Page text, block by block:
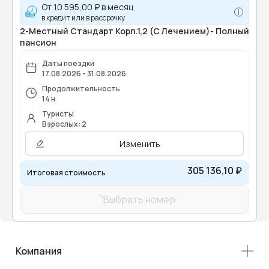
От10 595,00 ₽в месяц
в кредит или в рассрочку
2-Местный Стандарт Корп.1,2 (С Лечением)- Полный
пансион
Даты поездки
17.08.2026 - 31.08.2026
Продолжительность
14 н
Туристы
Взрослых: 2
Изменить
Итоговая стоимость 305 136,10 ₽
Выбрать номер
Компания